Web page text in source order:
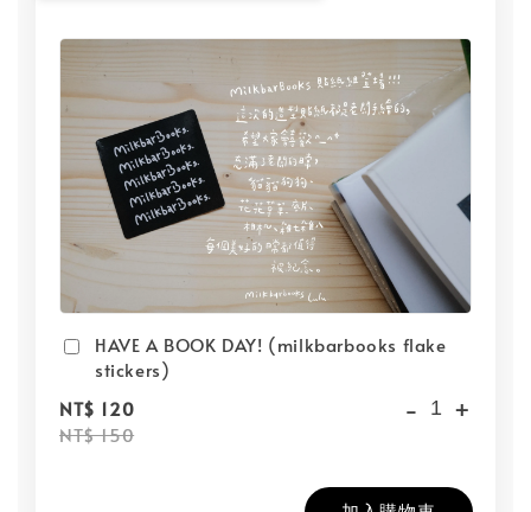
HAVE A BOOK DAY! (milkbarbooks flake
stickers)
NT$ 120
NT$ 150
- +